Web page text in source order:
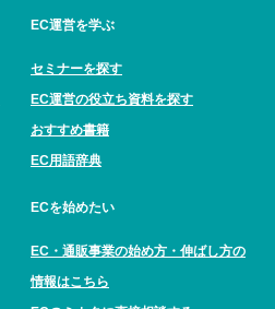
EC運営を学ぶ
セミナーを探す
EC運営の役立ち資料を探す
おすすめ書籍
EC用語辞典
ECを始めたい
EC・通販事業の始め方・伸ばし方の
情報はこちら